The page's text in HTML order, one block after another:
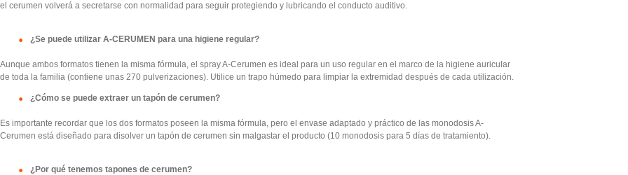
el cerumen volverá a secretarse con normalidad para seguir protegiendo y lubricando el conducto auditivo.
¿Se puede utilizar A-CERUMEN para una higiene regular?
Aunque ambos formatos tienen la misma fórmula, el spray A-Cerumen es ideal para un uso regular en el marco de la higiene auricular
de toda la familia (contiene unas 270 pulverizaciones). Utilice un trapo húmedo para limpiar la extremidad después de cada utilización.
¿Cómo se puede extraer un tapón de cerumen?
Es importante recordar que los dos formatos poseen la misma fórmula, pero el envase adaptado y práctico de las monodosis A-
Cerumen está diseñado para disolver un tapón de cerumen sin malgastar el producto (10 monodosis para 5 días de tratamiento).
¿Por qué tenemos tapones de cerumen?